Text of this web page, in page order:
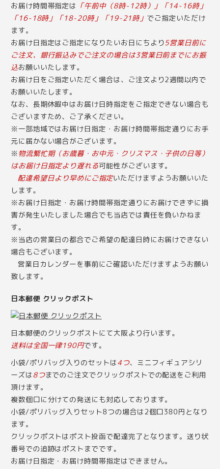
お届け時間帯指定は 「午前中（8時-12時）」「14-16時」
「16-18時」「18-20時」「19-21時」 でご指定いただけ
ます。
お届け日指定はご指定になりたいお日にちより5営業日前に
ご注文、銀行振込みでご注文の場合は3営業日前までにお振
込お願いいたします。
お届け日をご指定いただく場合は、ご注文より2週間以内で
お願いいたします。
なお、長期休暇中はお届け日時指定をご指定できない場合も
ございますため、ご了承ください。
※一部地域ではお届け日指定・お届け時間帯指定通りにお手
元に届かない場合がございます。
※物流繁忙期（お歳暮・お中元・クリスマス・子供の日等）
はお届け日指定より遅れる可能性がございます。
配達希望日より早めにご指定いただけますようお願いいた
します。
※お届け日指定・お届け時間帯指定通りにお届けできずに損
害が発生いたしました場合でも当店では責任を負いかねま
す。
※当店の営業日の都合でご希望の配達日時にお届けできない
場合もございます。
営業日カレンダーを事前にご確認いただけますようお願い
致します。
日本郵便 クリックポスト
日本郵便のクリックポストにて大阪より行います。
送料は全国一律190円です。
小袋/ポリバッグ入りのセットは4つ、ミニフィギュアシリ
ーズは8つまでのご注文でクリックポストでの配送をご利用
頂けます。
複数個口に分けての発送にも対応しております。
小袋/ポリバッグ入りセット8つの場合は2個口380円となり
ます。
クリックポストはポスト投函で配達完了となります。送り状
番号での追跡はポストまでです。
お届け日指定・お届け時間帯指定はできません。